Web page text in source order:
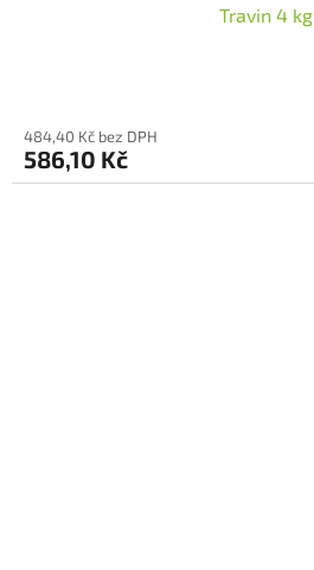
Travin 4 kg
484,40 Kč bez DPH
586,10 Kč